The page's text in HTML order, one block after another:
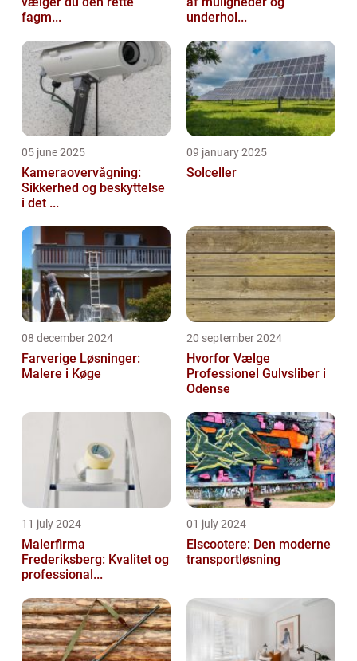
fagm...
underhol...
05 june 2025
Kameraovervågning:
Sikkerhed og beskyttelse
i det ...
09 january 2025
Solceller
08 december 2024
Farverige Løsninger:
Malere i Køge
20 september 2024
Hvorfor Vælge
Professionel Gulvsliber i
Odense
11 july 2024
Malerfirma
Frederiksberg: Kvalitet og
professional...
01 july 2024
Elscootere: Den moderne
transportløsning